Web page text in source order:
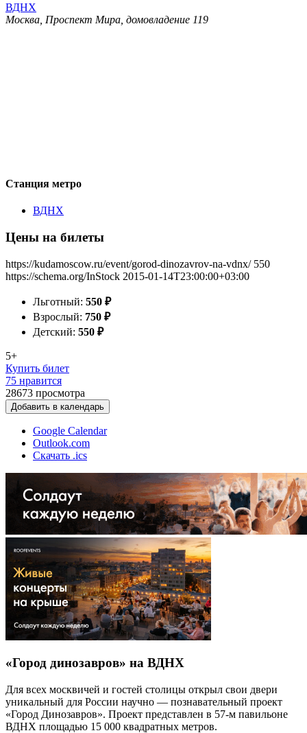
ВДНХ
Москва, Проспект Мира, домовладение 119
Станция метро
ВДНХ
Цены на билеты
https://kudamoscow.ru/event/gorod-dinozavrov-na-vdnx/ 550
https://schema.org/InStock 2015-01-14T23:00:00+03:00
Льготный: 550 ₽
Взрослый: 750 ₽
Детский: 550 ₽
5+
Купить билет
75 нравится
28673 просмотра
Добавить в календарь
Google Calendar
Outlook.com
Скачать .ics
«Город динозавров» на ВДНХ
Для всех москвичей и гостей столицы открыл свои двери
уникальный для России научно — познавательный проект
«Город Динозавров». Проект представлен в 57-м павильоне
ВДНХ площадью 15 000 квадратных метров.